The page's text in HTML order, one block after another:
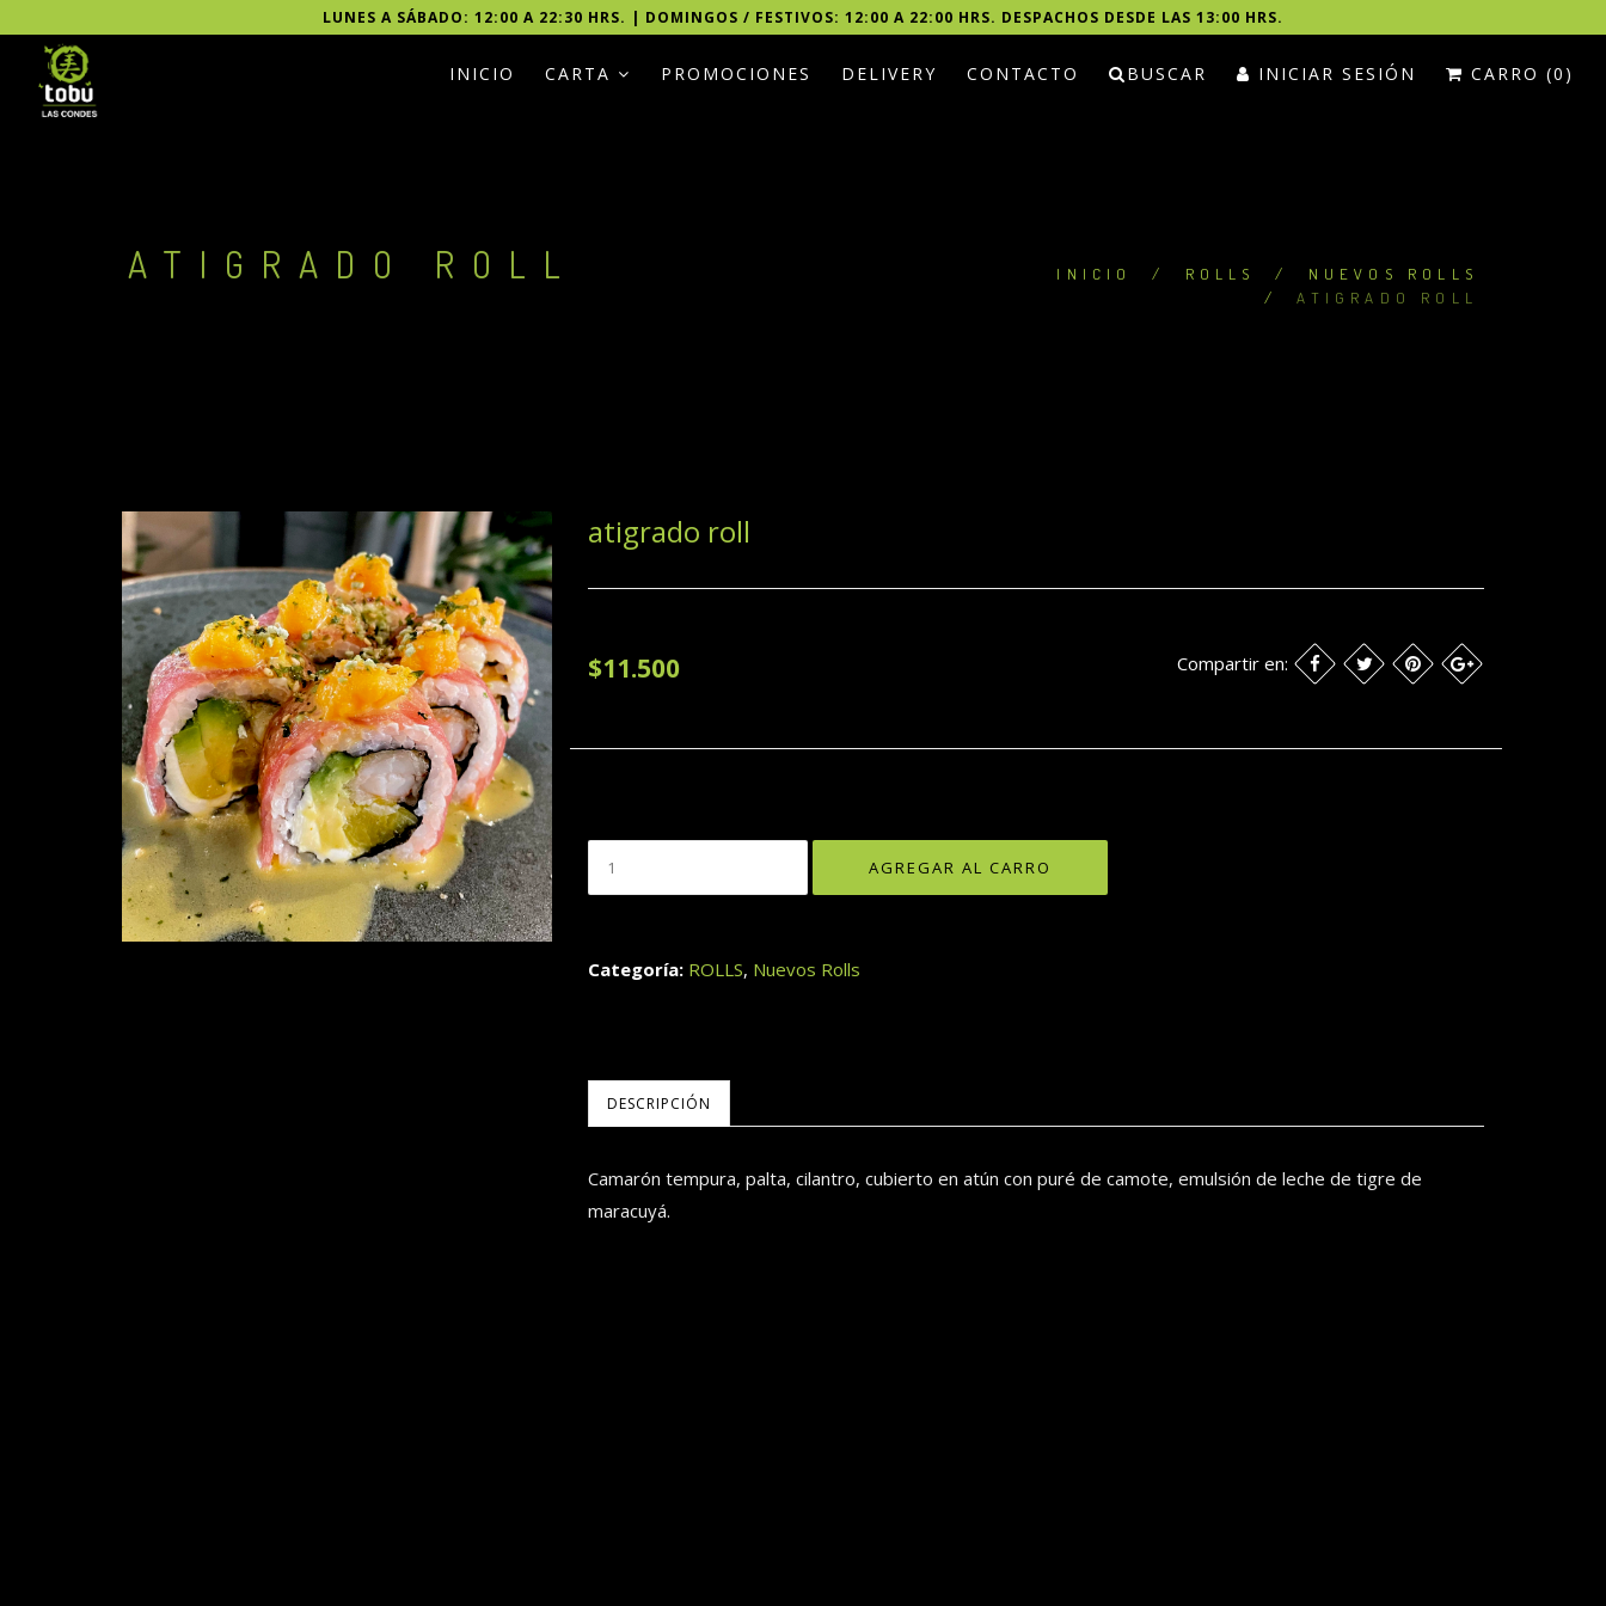
LUNES A SÁBADO: 12:00 A 22:30 HRS. | DOMINGOS / FESTIVOS: 12:00 A 22:00 HRS. DESPACHOS DESDE LAS 13:00 HRS.
INICIO CARTA PROMOCIONES DELIVERY CONTACTO BUSCAR INICIAR SESIÓN CARRO (0)
ATIGRADO ROLL INICIO / ROLLS / NUEVOS ROLLS
/ATIGRADO ROLL
atigrado roll
$11.500 Compartir en:
Categoría: ROLLS, Nuevos Rolls
DESCRIPCIÓN
Camarón tempura, palta, cilantro, cubierto en atún con puré de camote, emulsión de leche de tigre de
maracuyá.